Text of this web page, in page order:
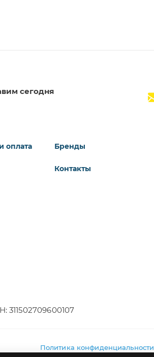
сегодня
оплата Бренды
Контакты
311502709600107
Политика конфиденциальности